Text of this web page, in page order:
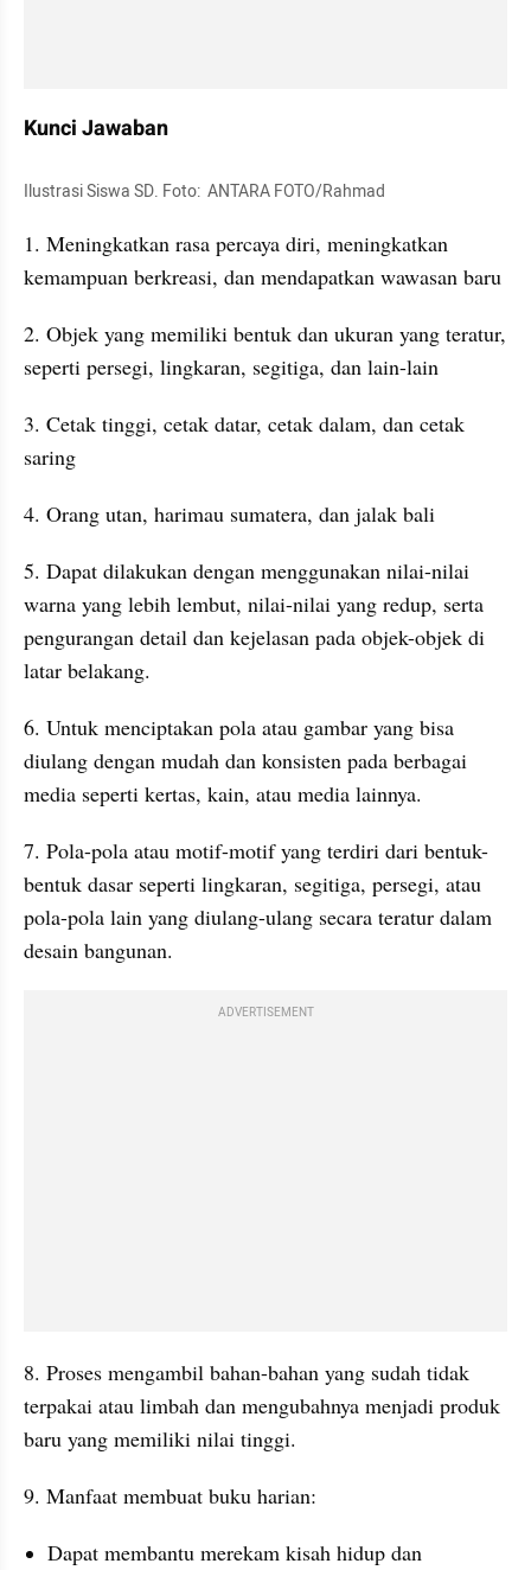
Kunci Jawaban
Ilustrasi Siswa SD. Foto:  ANTARA FOTO/Rahmad
1. Meningkatkan rasa percaya diri, meningkatkan
kemampuan berkreasi, dan mendapatkan wawasan baru
2. Objek yang memiliki bentuk dan ukuran yang teratur,
seperti persegi, lingkaran, segitiga, dan lain-lain
3. Cetak tinggi, cetak datar, cetak dalam, dan cetak
saring
4. Orang utan, harimau sumatera, dan jalak bali
5. Dapat dilakukan dengan menggunakan nilai-nilai
warna yang lebih lembut, nilai-nilai yang redup, serta
pengurangan detail dan kejelasan pada objek-objek di
latar belakang.
6. Untuk menciptakan pola atau gambar yang bisa
diulang dengan mudah dan konsisten pada berbagai
media seperti kertas, kain, atau media lainnya.
7. Pola-pola atau motif-motif yang terdiri dari bentuk-
bentuk dasar seperti lingkaran, segitiga, persegi, atau
pola-pola lain yang diulang-ulang secara teratur dalam
desain bangunan.
ADVERTISEMENT
8. Proses mengambil bahan-bahan yang sudah tidak
terpakai atau limbah dan mengubahnya menjadi produk
baru yang memiliki nilai tinggi.
9. Manfaat membuat buku harian:
Dapat membantu merekam kisah hidup dan